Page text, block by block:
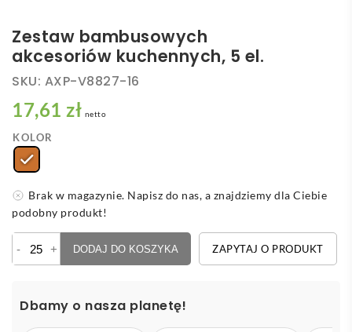
Zestaw bambusowych
akcesoriów kuchennych, 5 el.
SKU: AXP-V8827-16
17,61 zł netto
KOLOR
Brak w magazynie. Napisz do nas, a znajdziemy dla Ciebie
podobny produkt!
-
Zestaw
kuchennych,
+ DODAJ DO KOSZYKA ZAPYTAJ O PRODUKT
Dbamy o nasza planetę!